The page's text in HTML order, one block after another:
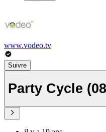
www.vodeo.tv
Suivre
Party Cycle